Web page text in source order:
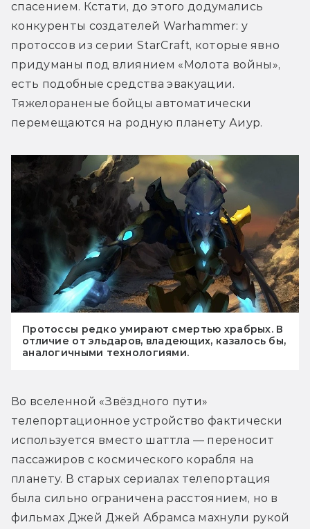
спасением. Кстати, до этого додумались
конкуренты создателей Warhammer: у
протоссов из серии StarCraft, которые явно
придуманы под влиянием «Молота войны»,
есть подобные средства эвакуации.
Тяжелораненые бойцы автоматически
перемещаются на родную планету Аиур.
Протоссы редко умирают смертью храбрых. В
отличие от эльдаров, владеющих, казалось бы,
аналогичными технологиями.
Во вселенной «Звёздного пути»
телепортационное устройство фактически
используется вместо шаттла — переносит
пассажиров с космического корабля на
планету. В старых сериалах телепортация
была сильно ограничена расстоянием, но в
фильмах Джей Джей Абрамса махнули рукой